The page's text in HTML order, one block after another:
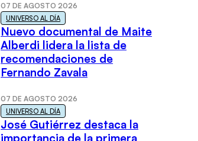
07 DE AGOSTO 2026
UNIVERSO AL DÍA
Nuevo documental de Maite
Alberdi lidera la lista de
recomendaciones de
Fernando Zavala
07 DE AGOSTO 2026
UNIVERSO AL DÍA
José Gutiérrez destaca la